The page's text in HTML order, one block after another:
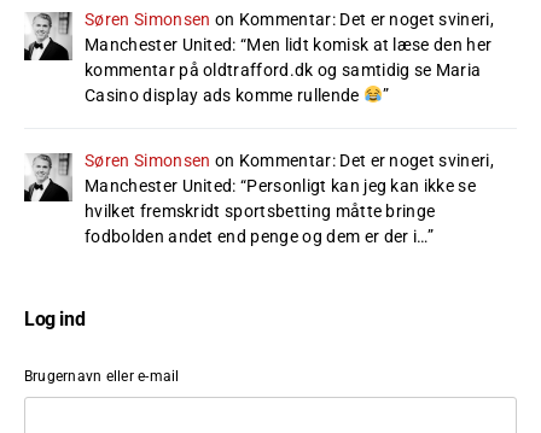
Søren Simonsen on Kommentar: Det er noget svineri,
Manchester United: “Men lidt komisk at læse den her
kommentar på oldtrafford.dk og samtidig se Maria
Casino display ads komme rullende
”
Søren Simonsen on Kommentar: Det er noget svineri,
Manchester United: “Personligt kan jeg kan ikke se
hvilket fremskridt sportsbetting måtte bringe
fodbolden andet end penge og dem er der i…”
Log ind
Brugernavn eller e-mail